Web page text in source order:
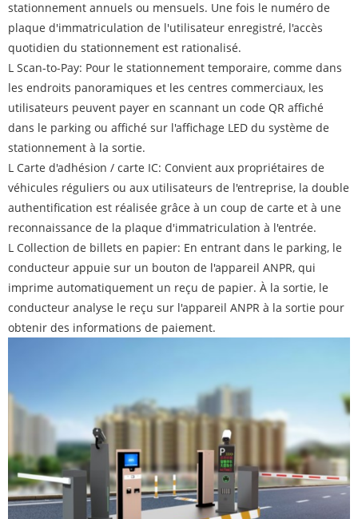
stationnement annuels ou mensuels. Une fois le numéro de
plaque d'immatriculation de l'utilisateur enregistré, l'accès
quotidien du stationnement est rationalisé.
L Scan-to-Pay: Pour le stationnement temporaire, comme dans
les endroits panoramiques et les centres commerciaux, les
utilisateurs peuvent payer en scannant un code QR affiché
dans le parking ou affiché sur l'affichage LED du système de
stationnement à la sortie.
L Carte d'adhésion / carte IC: Convient aux propriétaires de
véhicules réguliers ou aux utilisateurs de l'entreprise, la double
authentification est réalisée grâce à un coup de carte et à une
reconnaissance de la plaque d'immatriculation à l'entrée.
L Collection de billets en papier: En entrant dans le parking, le
conducteur appuie sur un bouton de l'appareil ANPR, qui
imprime automatiquement un reçu de papier. À la sortie, le
conducteur analyse le reçu sur l'appareil ANPR à la sortie pour
obtenir des informations de paiement.